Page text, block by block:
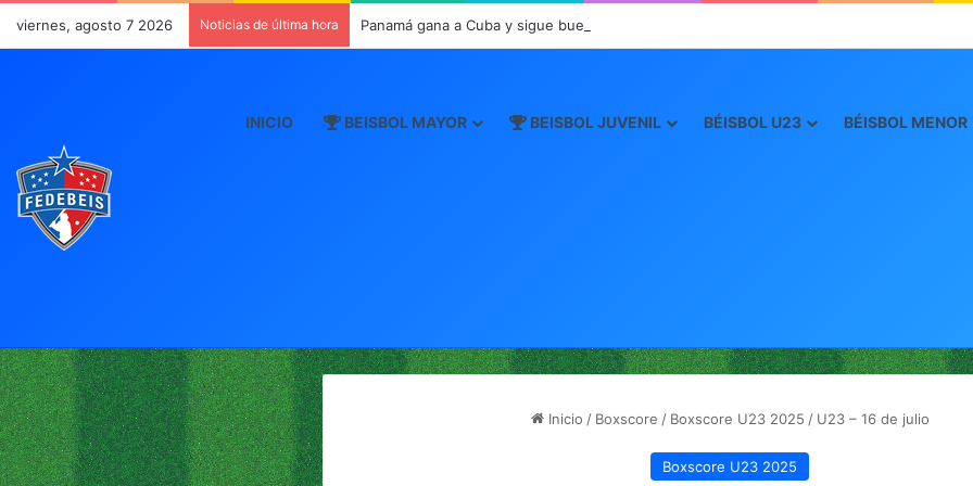
viernes, agosto 7 2026 Noticias de última hora Panamá gana a Cuba y sigue buen paso en JCDC
INICIO BEISBOL MAYOR BEISBOL JUVENIL BÉISBOL U23 BÉISBOL MENOR
Inicio / Boxscore / Boxscore U23 2025 / U23 – 16 de julio
Boxscore U23 2025